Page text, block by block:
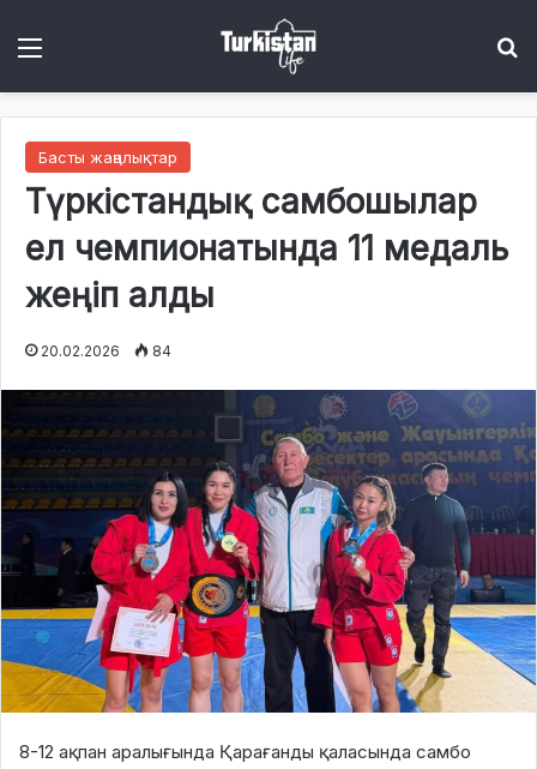
Басты жаңалықтар
Түркістандық самбошылар
ел чемпионатында 11 медаль
жеңіп алды
20.02.2026 84
8-12 ақпан аралығында Қарағанды қаласында самбо